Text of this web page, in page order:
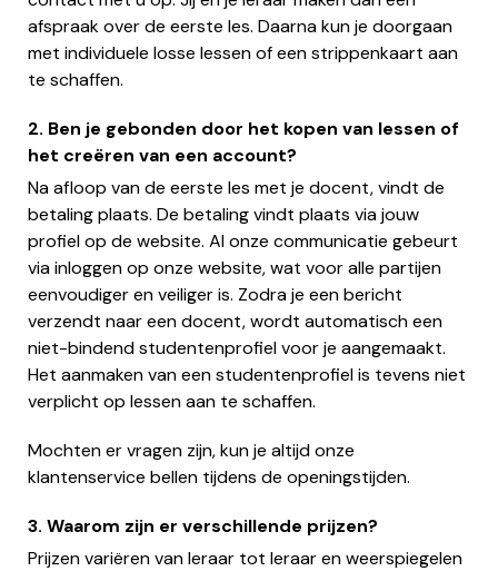
afspraak over de eerste les. Daarna kun je doorgaan
met individuele losse lessen of een strippenkaart aan
te schaffen.
2. Ben je gebonden door het kopen van lessen of
het creëren van een account?
Na afloop van de eerste les met je docent, vindt de
betaling plaats. De betaling vindt plaats via jouw
profiel op de website. Al onze communicatie gebeurt
via inloggen op onze website, wat voor alle partijen
eenvoudiger en veiliger is. Zodra je een bericht
verzendt naar een docent, wordt automatisch een
niet-bindend studentenprofiel voor je aangemaakt.
Het aanmaken van een studentenprofiel is tevens niet
verplicht op lessen aan te schaffen.
Mochten er vragen zijn, kun je altijd onze
klantenservice bellen tijdens de openingstijden.
3. Waarom zijn er verschillende prijzen?
Prijzen variëren van leraar tot leraar en weerspiegelen